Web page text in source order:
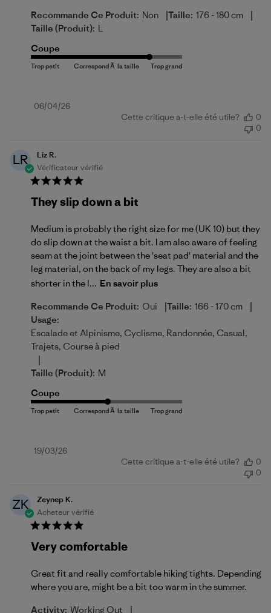
Recommande Ce Produit: Non |Taille: 176 - 180 cm |
Taille (produit): L
Coupe
Date
06/04/26
Cette critique a-t-elle été utile?
0
0
LR
Liz R.
Vérificateur vérifié
They slip down a bit
Medium is probably the right size for me (UK 10) but they
do slip down at the waist a bit. I am also aware of feeling
seam at the joint between the 'seat pad' material and the
leg material, on the back of my legs. They are also a bit
shorter in the l... En savoir plus
Recommande Ce Produit: Oui |Taille: 166 - 170 cm |
Usage:
Escalade et Alpinisme, Cyclisme, Randonnée, Casual,
Trajets, Course à pied
|
Taille (produit): M
Coupe
Date
19/03/26
Cette critique a-t-elle été utile?
0
0
ZK
Zeynep K.
Acheteur vérifié
Very comfortable
Great fit and really comfortable hiking tights. Depending
where you are, might be a bit too warm in the summer.
Activity: Working Out |